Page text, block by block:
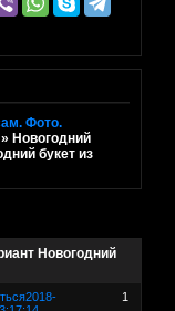
Фото.
» Новогодний
букет из
Новогодний
1
2018-